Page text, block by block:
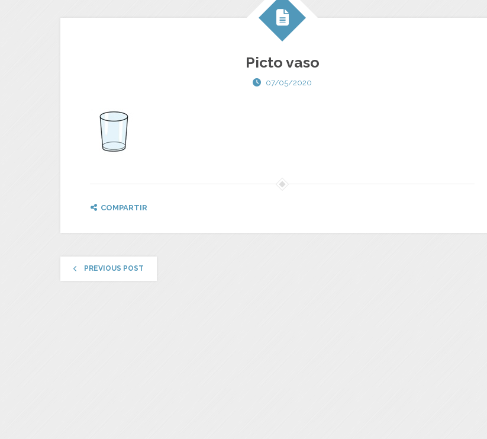
Picto vaso
07/05/2020
COMPARTIR
PREVIOUS POST